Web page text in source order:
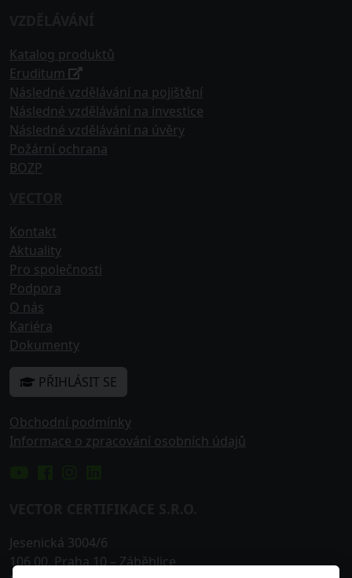
Katalog produktů
Eruditum
Následné vzdělávání na pojištění
Následné vzdělávání na investice
Následné vzdělávání na úvěry
Požární ochrana
BOZP
Kontakt
Aktuality
Pro společnosti
Podpora
O nás
Kariéra
Dokumenty
PŘIHLÁSIT SE
Obchodní podmínky
Informace o zpracování osobních údajů
Jesenická 3004/6
106 00,Praha 10– Záběhlice